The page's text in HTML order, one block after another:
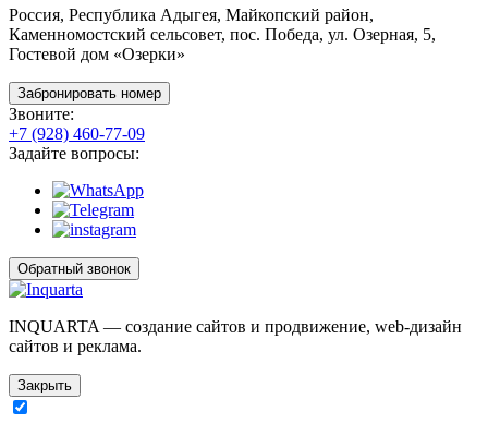
Россия, Республика Адыгея, Майкопский район,
Каменномостский сельсовет, пос. Победа, ул. Озерная, 5,
Гостевой дом «Озерки»
Забронировать номер
Звоните:
+7 (928) 460-77-09
Задайте вопросы:
Обратный звонок
INQUARTA — создание сайтов и продвижение, web-дизайн
сайтов и реклама.
Закрыть